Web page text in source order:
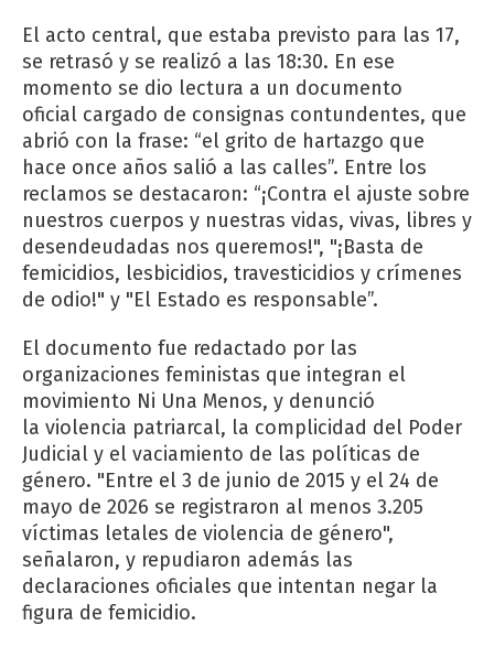
El acto central, que estaba previsto para las 17,
se retrasó y se realizó a las 18:30. En ese
momento se dio lectura a un documento
oficial cargado de consignas contundentes, que
abrió con la frase: “el grito de hartazgo que
hace once años salió a las calles”. Entre los
reclamos se destacaron: “¡Contra el ajuste sobre
nuestros cuerpos y nuestras vidas, vivas, libres y
desendeudadas nos queremos!", "¡Basta de
femicidios, lesbicidios, travesticidios y crímenes
de odio!" y "El Estado es responsable”.
El documento fue redactado por las
organizaciones feministas que integran el
movimiento Ni Una Menos, y denunció
la violencia patriarcal, la complicidad del Poder
Judicial y el vaciamiento de las políticas de
género. "Entre el 3 de junio de 2015 y el 24 de
mayo de 2026 se registraron al menos 3.205
víctimas letales de violencia de género",
señalaron, y repudiaron además las
declaraciones oficiales que intentan negar la
figura de femicidio.